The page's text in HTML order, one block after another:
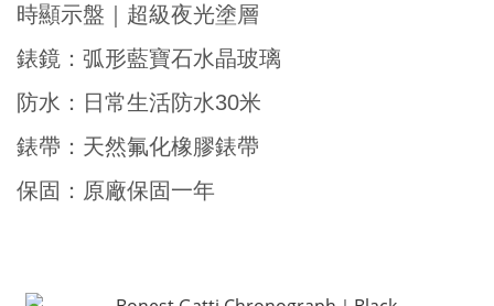
時顯示盤｜超級夜光塗層
錶鏡：弧形藍寶石水晶玻璃
防水：日常生活防水30米
錶帶：天然氟化橡膠錶帶
保固：原廠保固一年